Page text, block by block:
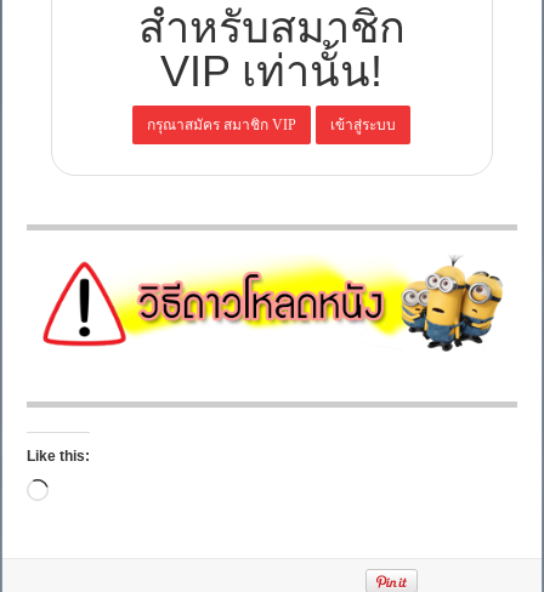
สำหรับสมาชิก
VIP เท่านั้น!
Like this:
Loading…